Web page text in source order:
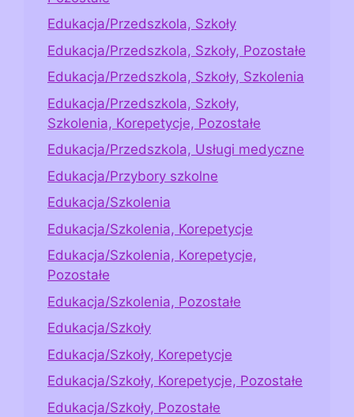
Edukacja/Przedszkola, Szkoły
Edukacja/Przedszkola, Szkoły, Pozostałe
Edukacja/Przedszkola, Szkoły, Szkolenia
Edukacja/Przedszkola, Szkoły,
Szkolenia, Korepetycje, Pozostałe
Edukacja/Przedszkola, Usługi medyczne
Edukacja/Przybory szkolne
Edukacja/Szkolenia
Edukacja/Szkolenia, Korepetycje
Edukacja/Szkolenia, Korepetycje,
Pozostałe
Edukacja/Szkolenia, Pozostałe
Edukacja/Szkoły
Edukacja/Szkoły, Korepetycje
Edukacja/Szkoły, Korepetycje, Pozostałe
Edukacja/Szkoły, Pozostałe